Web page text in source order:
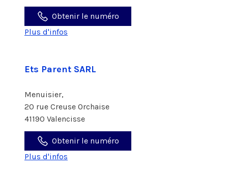
Obtenir le numéro
Plus d'infos
Ets Parent SARL
Menuisier,
20 rue Creuse Orchaise
41190 Valencisse
Obtenir le numéro
Plus d'infos